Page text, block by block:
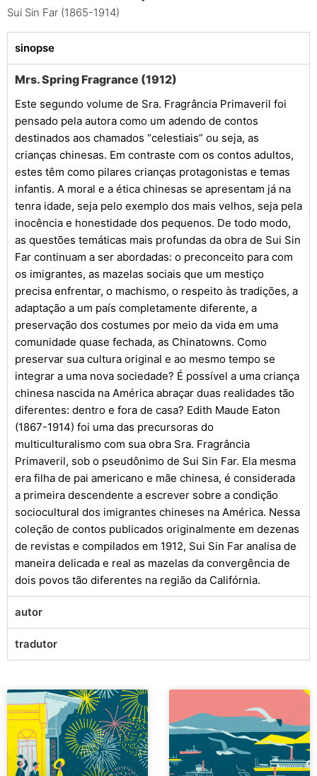
Sui Sin Far (1865-1914)
sinopse
Mrs. Spring Fragrance (1912)
Este segundo volume de Sra. Fragrância Primaveril foi
pensado pela autora como um adendo de contos
destinados aos chamados “celestiais” ou seja, as
crianças chinesas. Em contraste com os contos adultos,
estes têm como pilares crianças protagonistas e temas
infantis. A moral e a ética chinesas se apresentam já na
tenra idade, seja pelo exemplo dos mais velhos, seja pela
inocência e honestidade dos pequenos. De todo modo,
as questões temáticas mais profundas da obra de Sui Sin
Far continuam a ser abordadas: o preconceito para com
os imigrantes, as mazelas sociais que um mestiço
precisa enfrentar, o machismo, o respeito às tradições, a
adaptação a um país completamente diferente, a
preservação dos costumes por meio da vida em uma
comunidade quase fechada, as Chinatowns. Como
preservar sua cultura original e ao mesmo tempo se
integrar a uma nova sociedade? É possível a uma criança
chinesa nascida na América abraçar duas realidades tão
diferentes: dentro e fora de casa? Edith Maude Eaton
(1867-1914) foi uma das precursoras do
multiculturalismo com sua obra Sra. Fragrância
Primaveril, sob o pseudônimo de Sui Sin Far. Ela mesma
era filha de pai americano e mãe chinesa, é considerada
a primeira descendente a escrever sobre a condição
sociocultural dos imigrantes chineses na América. Nessa
coleção de contos publicados originalmente em dezenas
de revistas e compilados em 1912, Sui Sin Far analisa de
maneira delicada e real as mazelas da convergência de
dois povos tão diferentes na região da Califórnia.
autor
tradutor